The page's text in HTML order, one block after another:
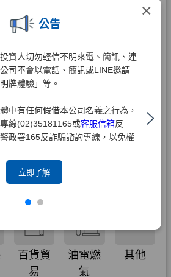
×
公告
資人切勿輕信不明來電、簡訊、連
司不會以電話、簡訊或LINE邀請
牌體驗」等。
中有任何假借本公司名義之行為，
線(02)35181165或客服信箱反
政署165反詐騙諮詢專線，以免權
立即了解